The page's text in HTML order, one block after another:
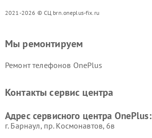
2021-2026 © СЦ brn.oneplus-fix.ru
Мы ремонтируем
Ремонт телефонов OnePlus
Контакты сервис центра
Адрес сервисного центра OnePlus:
г. Барнаул, ​пр. Космонавтов, 6в